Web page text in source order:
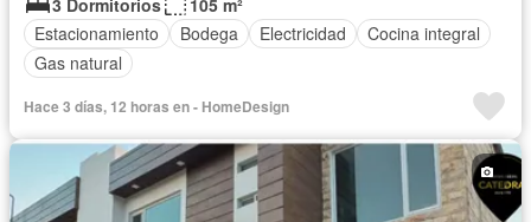
Estacionamiento
Bodega Electricidad
Cocina integral
Gas natural
Hace 3 días, 12 horas en - HomeDesign